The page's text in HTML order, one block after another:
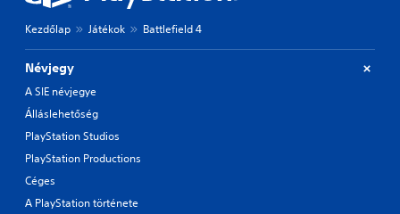
Kezdőlap Játékok Battlefield 4
Névjegy
A SIE névjegye
Álláslehetőség
PlayStation Studios
PlayStation Productions
Céges
A PlayStation története